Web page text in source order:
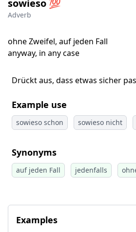
sowieso 💯
Adverb
ohne Zweifel, auf jeden Fall
anyway, in any case
Drückt aus, dass etwas sicher
Example use
sowieso schon sowieso nicht
Synonyms
auf jeden Fall jedenfalls
Examples